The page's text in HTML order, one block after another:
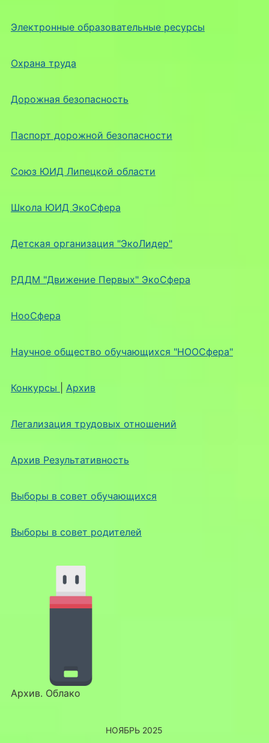
Электронные образовательные ресурсы
Охрана труда
Дорожная безопасность
Паспорт дорожной безопасности
Союз ЮИД Липецкой области
Школа ЮИД ЭкоСфера
Детская организация "ЭкоЛидер"
РДДМ "Движение Первых" ЭкоСфера
НооСфера
Научное общество обучающихся "НООСфера"
Конкурсы Архив
Легализация трудовых отношений
Архив Результативность
Выборы в совет обучающихся
Выборы в совет родителей
Архив. Облако
НОЯБРЬ 2025